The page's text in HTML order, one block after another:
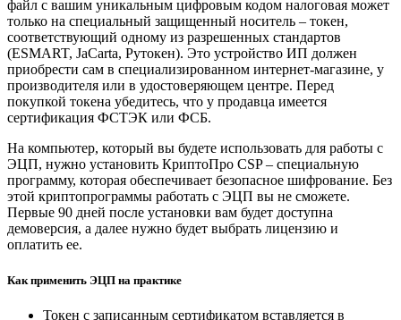
файл с вашим уникальным цифровым кодом налоговая может
только на специальный защищенный носитель – токен,
соответствующий одному из разрешенных стандартов
(ESMART, JaCarta, Рутокен). Это устройство ИП должен
приобрести сам в специализированном интернет-магазине, у
производителя или в удостоверяющем центре. Перед
покупкой токена убедитесь, что у продавца имеется
сертификация ФСТЭК или ФСБ.
На компьютер, который вы будете использовать для работы с
ЭЦП, нужно установить КриптоПро CSP – специальную
программу, которая обеспечивает безопасное шифрование. Без
этой криптопрограммы работать с ЭЦП вы не сможете.
Первые 90 дней после установки вам будет доступна
демоверсия, а далее нужно будет выбрать лицензию и
оплатить ее.
Как применить ЭЦП на практике
Токен с записанным сертификатом вставляется в